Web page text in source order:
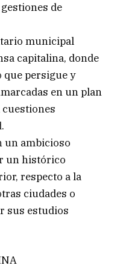
de
municipal
capitalina, donde
persigue y
en un plan
un ambicioso
un histórico
respecto a la
ciudades o
sus estudios